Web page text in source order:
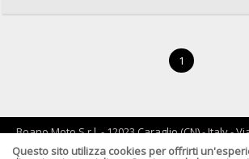
1
Boano Moto S.r.l. - 12023 Caraglio (CN) - Italy -
19/d - tel: 0171 619061 - Email :
info@boano.com
Questo sito utilizza cookies per offrirti